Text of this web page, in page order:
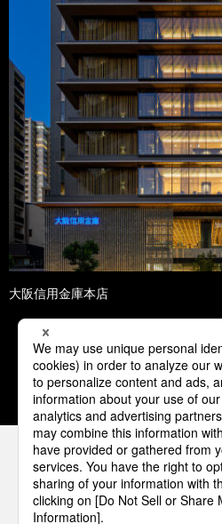
大阪信用金庫本店
1 2 3
パナソニックの電気設